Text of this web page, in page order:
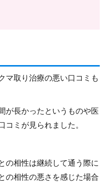
マ取り治療の悪い口コミも
が長かったというものや医
コミが見られました。
の相性は継続して通う際に
の相性の悪さを感じた場合